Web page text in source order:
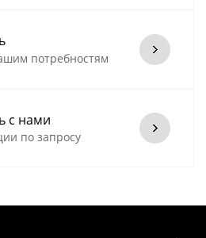
потребностям
с нами
по запросу